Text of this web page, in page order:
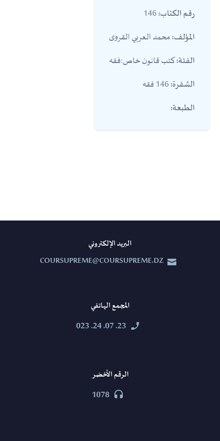
رقم الكتاب:
المؤلف:محمد العربي القروى
الفئة:كتب قانون خاص:فقه
الشفرة:
الطبعة:
البريد الإلكتروني


COURSUPREME@COURSUPREME.DZ
المجمع الهاتفي


23. 07. 24. 023
الرقم الأخضر


1078